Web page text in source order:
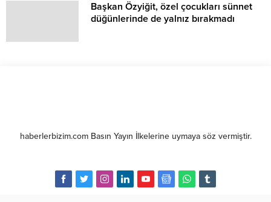
Başkan Özyiğit, özel çocukları sünnet
düğünlerinde de yalnız bırakmadı
haberlerbizim.com Basın Yayın İlkelerine uymaya söz vermiştir.